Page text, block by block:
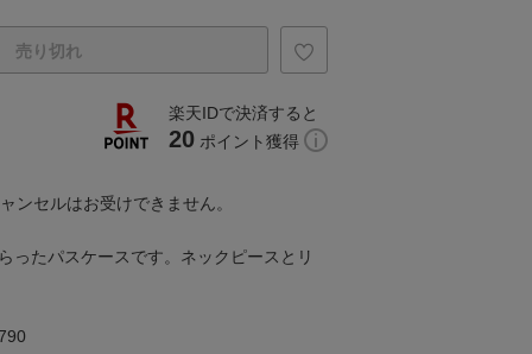
売り切れ
楽天IDで決済すると
20 ポイント獲得
ンセルはお受けできません。
ったパスケースです。ネックピースとリ